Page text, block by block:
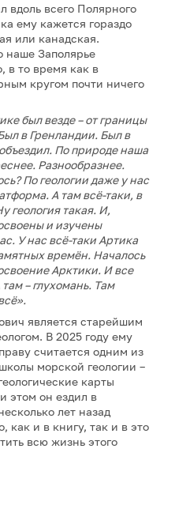
вдоль всего Полярного
ему кажется гораздо
или канадская.
наше Заполярье
в то время как в
кругом почти ничего
был везде – от границы
в Гренландии. Был в
По природе наша
Разнообразнее.
По геологии даже у нас
А там всё-таки, в
геология такая. И,
и изучены
У нас всё-таки Артика
времён. Началось
Арктики. И все
– глухомань. Там
является старейшим
В 2025 году ему
считается одним из
морской геологии –
карты
этом он ездил в
лет назад
как и в книгу, так и в это
всю жизнь этого